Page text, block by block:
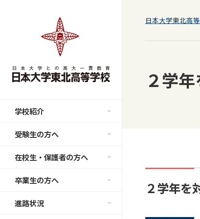
学校紹介
受験生の方へ
在校生・保護者の方へ
卒業生の方へ
進路状況
日本大学東北高
２学
２学年を